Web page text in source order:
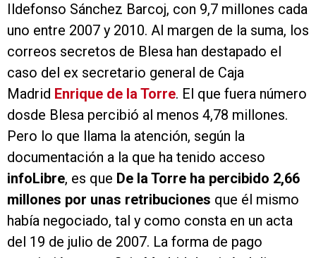
Ildefonso Sánchez Barcoj, con 9,7 millones cada
uno entre 2007 y 2010. Al margen de la suma, los
correos secretos de Blesa han destapado el
caso del ex secretario general de Caja
Madrid Enrique de la Torre. El que fuera número
dosde Blesa percibió al menos 4,78 millones.
Pero lo que llama la atención, según la
documentación a la que ha tenido acceso
infoLibre, es que De la Torre ha percibido 2,66
millones por unas retribuciones que él mismo
había negociado, tal y como consta en un acta
del 19 de julio de 2007. La forma de pago